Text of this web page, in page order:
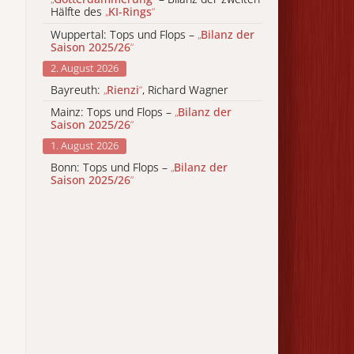
Hälfte des „KI-Rings“
Wuppertal: Tops und Flops – „Bilanz der
Saison 2025/26“
2. August 2026
Bayreuth: „Rienzi“, Richard Wagner
Mainz: Tops und Flops – „Bilanz der
Saison 2025/26“
1. August 2026
Bonn: Tops und Flops – „Bilanz der
Saison 2025/26“